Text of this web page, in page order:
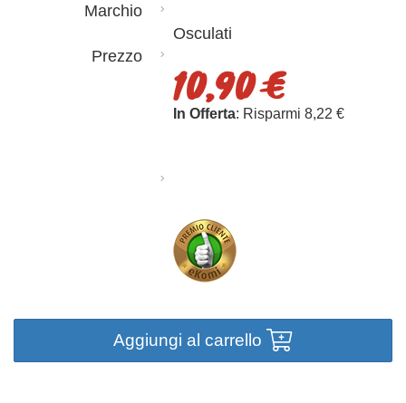
Marchio
Osculati
Prezzo
10,90 €
In Offerta: Risparmi 8,22 €
Aggiungi al carrello